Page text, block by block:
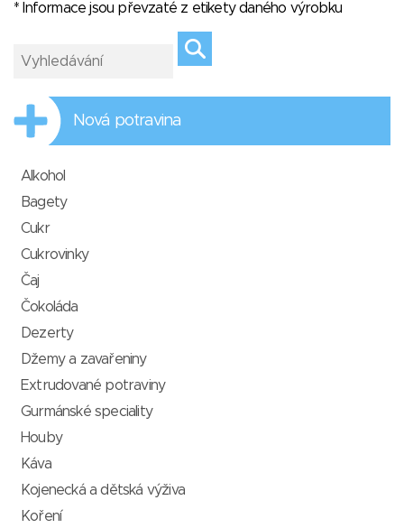
* Informace jsou převzaté z etikety daného výrobku
Nová potravina
Alkohol
Bagety
Cukr
Cukrovinky
Čaj
Čokoláda
Dezerty
Džemy a zavařeniny
Extrudované potraviny
Gurmánské speciality
Houby
Káva
Kojenecká a dětská výživa
Koření